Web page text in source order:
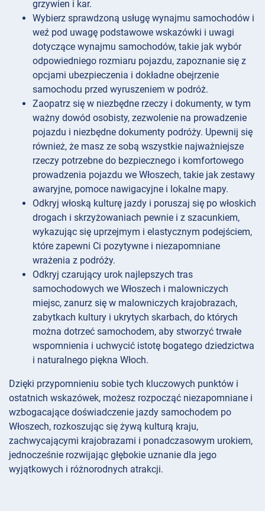
grzywien i kar.
Wybierz sprawdzoną usługę wynajmu samochodów i
weź pod uwagę podstawowe wskazówki i uwagi
dotyczące wynajmu samochodów, takie jak wybór
odpowiedniego rozmiaru pojazdu, zapoznanie się z
opcjami ubezpieczenia i dokładne obejrzenie
samochodu przed wyruszeniem w podróż.
Zaopatrz się w niezbędne rzeczy i dokumenty, w tym
ważny dowód osobisty, zezwolenie na prowadzenie
pojazdu i niezbędne dokumenty podróży. Upewnij się
również, że masz ze sobą wszystkie najważniejsze
rzeczy potrzebne do bezpiecznego i komfortowego
prowadzenia pojazdu we Włoszech, takie jak zestawy
awaryjne, pomoce nawigacyjne i lokalne mapy.
Odkryj włoską kulturę jazdy i poruszaj się po włoskich
drogach i skrzyżowaniach pewnie i z szacunkiem,
wykazując się uprzejmym i elastycznym podejściem,
które zapewni Ci pozytywne i niezapomniane
wrażenia z podróży.
Odkryj czarujący urok najlepszych tras
samochodowych we Włoszech i malowniczych
miejsc, zanurz się w malowniczych krajobrazach,
zabytkach kultury i ukrytych skarbach, do których
można dotrzeć samochodem, aby stworzyć trwałe
wspomnienia i uchwycić istotę bogatego dziedzictwa
i naturalnego piękna Włoch.
Dzięki przypomnieniu sobie tych kluczowych punktów i
ostatnich wskazówek, możesz rozpocząć niezapomniane i
wzbogacające doświadczenie jazdy samochodem po
Włoszech, rozkoszując się żywą kulturą kraju,
zachwycającymi krajobrazami i ponadczasowym urokiem,
jednocześnie rozwijając głębokie uznanie dla jego
wyjątkowych i różnorodnych atrakcji.